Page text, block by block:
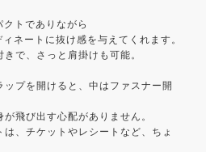
トでありながら
ネートに抜け感を与えてくれます。
で、さっと肩掛けも可能。
プを開けると、中はファスナー開
飛び出す心配がありません。
、チケットやレシートなど、ちょ